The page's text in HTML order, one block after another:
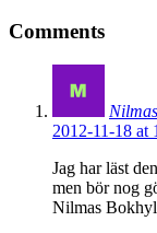
Comments
2012-11-18 at
Jag har läst
men bör nog
Nilmas